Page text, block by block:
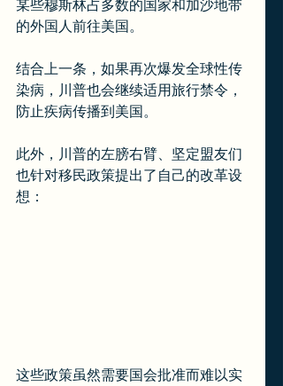
某些穆斯林占多数的国家和加沙地带
的外国人前往美国。
结合上一条，如果再次爆发全球性传
染病，川普也会继续适用旅行禁令，
防止疾病传播到美国。
此外，川普的左膀右臂、坚定盟友们
也针对移民政策提出了自己的改革设
想：
这些政策虽然需要国会批准而难以实